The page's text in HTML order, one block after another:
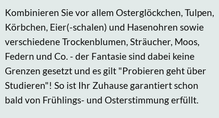
Kombinieren Sie vor allem Osterglöckchen, Tulpen,
Körbchen, Eier(-schalen) und Hasenohren sowie
verschiedene Trockenblumen, Sträucher, Moos,
Federn und Co. - der Fantasie sind dabei keine
Grenzen gesetzt und es gilt "Probieren geht über
Studieren"! So ist Ihr Zuhause garantiert schon
bald von Frühlings- und Osterstimmung erfüllt.